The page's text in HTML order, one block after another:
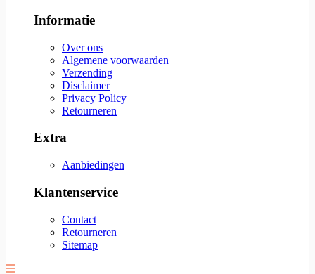
Informatie
Over ons
Algemene voorwaarden
Verzending
Disclaimer
Privacy Policy
Retourneren
Extra
Aanbiedingen
Klantenservice
Contact
Retourneren
Sitemap